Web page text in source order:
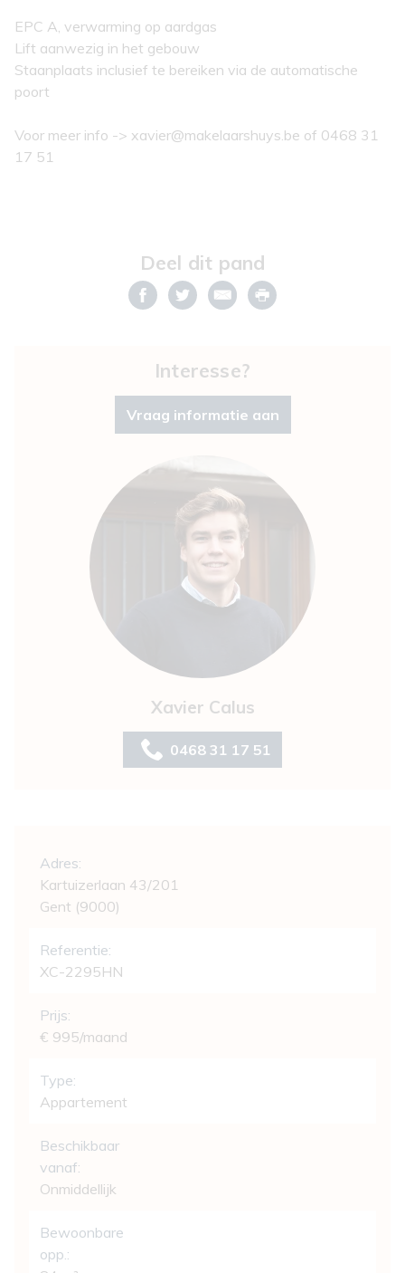
EPC A, verwarming op aardgas
Lift aanwezig in het gebouw
Staanplaats inclusief te bereiken via de automatische
poort
Voor meer info -> xavier@makelaarshuys.be of 0468 31
17 51
Deel dit pand
Interesse?
Vraag informatie aan
Xavier Calus
0468 31 17 51
Adres:
Kartuizerlaan 43/201
Gent (9000)
Referentie:
XC-2295HN
Prijs:
€ 995/maand
Type:
Appartement
Beschikbaar
vanaf:
Onmiddellijk
Bewoonbare
opp.: